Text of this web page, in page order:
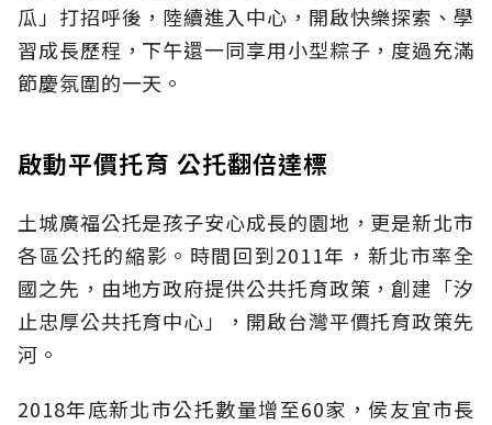
瓜」打招呼後，陸續進入中心，開啟快樂探索、學
習成長歷程，下午還一同享用小型粽子，度過充滿
節慶氛圍的一天。
啟動平價托育 公托翻倍達標
土城廣福公托是孩子安心成長的園地，更是新北市
各區公托的縮影。時間回到2011年，新北市率全
國之先，由地方政府提供公共托育政策，創建「汐
止忠厚公共托育中心」，開啟台灣平價托育政策先
河。
2018年底新北市公托數量增至60家，侯友宜市長